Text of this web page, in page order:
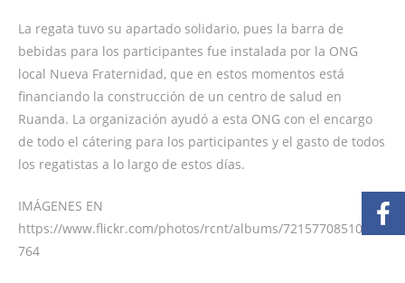
La regata tuvo su apartado solidario, pues la barra de
bebidas para los participantes fue instalada por la ONG
local Nueva Fraternidad, que en estos momentos está
financiando la construcción de un centro de salud en
Ruanda. La organización ayudó a esta ONG con el encargo
de todo el cátering para los participantes y el gasto de todos
los regatistas a lo largo de estos días.
IMÁGENES EN
https://www.flickr.com/photos/rcnt/albums/72157708510665
764